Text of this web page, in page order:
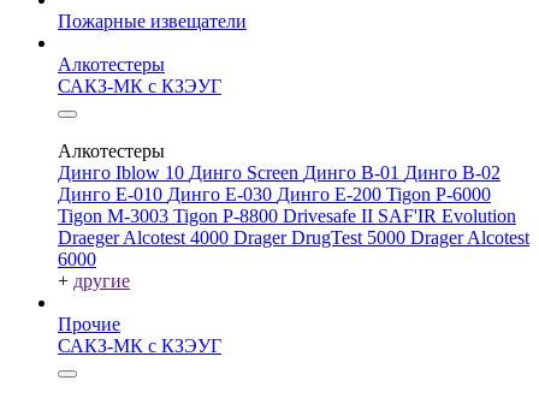
Пожарные извещатели
Алкотестеры
САКЗ-МК с КЗЭУГ
Алкотестеры
Динго Iblow 10 Динго Screen Динго В-01 Динго В-02
Динго Е-010 Динго Е-030 Динго Е-200 Tigon P-6000
Tigon M-3003 Tigon P-8800 Drivesafe II SAF'IR Evolution
Draeger Alcotest 4000 Drager DrugTest 5000 Drager Alcotest
6000
+ другие
Прочие
САКЗ-МК с КЗЭУГ